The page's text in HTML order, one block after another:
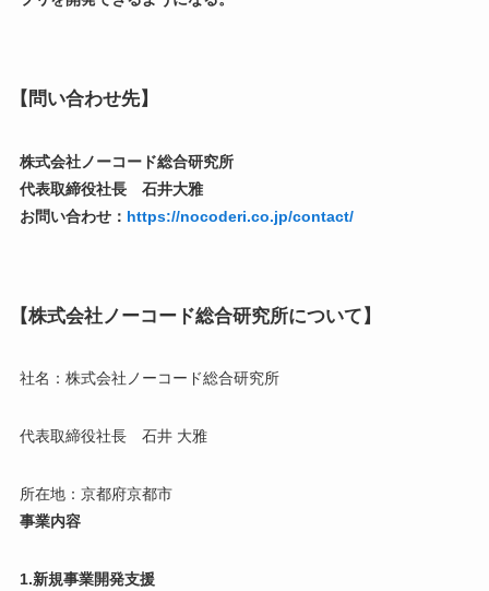
【問い合わせ先】
株式会社ノーコード総合研究所
代表取締役社長 石井大雅
お問い合わせ： https://nocoderi.co.jp/contact/
【株式会社ノーコード総合研究所について】
社名：株式会社ノーコード総合研究所
代表取締役社長 石井 大雅
所在地：京都府京都市
事業内容
1.新規事業開発支援